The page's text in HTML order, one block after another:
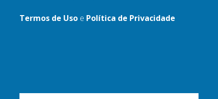
Termos de Uso e Política de Privacidade